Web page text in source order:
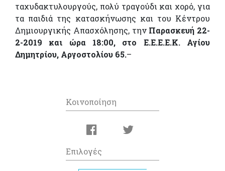
ταχυδακτυλουργούς, πολύ τραγούδι και χορό, για
τα παιδιά της κατασκήνωσης και του Κέντρου
Δημιουργικής Απασχόλησης, την Παρασκευή 22-
2-2019 και ώρα 18:00, στο Ε.Ε.Ε.Ε.Κ. Αγίου
Δημητρίου, Αργοστολίου 65.–
Κοινοποίηση
Επιλογές